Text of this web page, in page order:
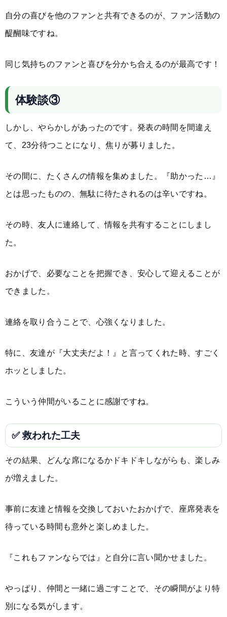
自分の喜びを他のファンと共有できるのが、ファン活動の
醍醐味ですね。
同じ気持ちのファンと喜びを分かち合えるのが最高です！
体験談③
しかし、やらかしがあったのです。発表の時間を間違え
て、23分待つことになり、焦りが募りました。
その間に、たくさんの情報を集めました。『助かった…』
とは思ったものの、無駄に待たされるのは辛いですね。
その時、友人に連絡して、情報を共有することにしまし
た。
おかげで、必要なことを把握でき、安心して迎えることが
できました。
連絡を取り合うことで、心強くなりました。
特に、友達が『大丈夫だよ！』と言ってくれた時、すごく
ホッとしました。
こういう仲間がいることに感謝ですね。
✅ 救われた工夫
その結果、どんな席になるかドキドキしながらも、楽しみ
が増えました。
事前に友達と情報を交換しておいたおかげで、座席発表を
待っている時間も意外と楽しめました。
『これもファンならでは』と自分に言い聞かせました。
やっぱり、仲間と一緒に過ごすことで、その瞬間がより特
別になる気がします。